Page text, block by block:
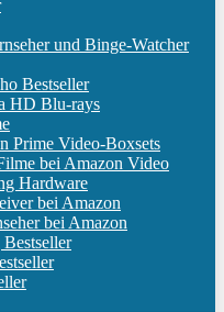
und Binge-Watcher
Bestseller
HD Blu-rays
Prime Video-Boxsets
bei Amazon Video
Hardware
bei Amazon
bei Amazon